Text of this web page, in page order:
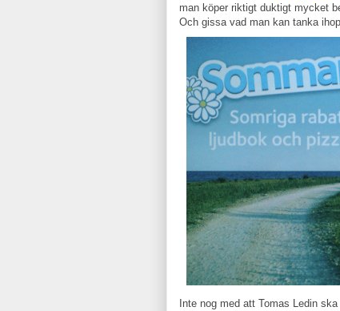
man köper riktigt duktigt mycket
Och gissa vad man kan tanka
Inte nog med att Tomas Ledin ska